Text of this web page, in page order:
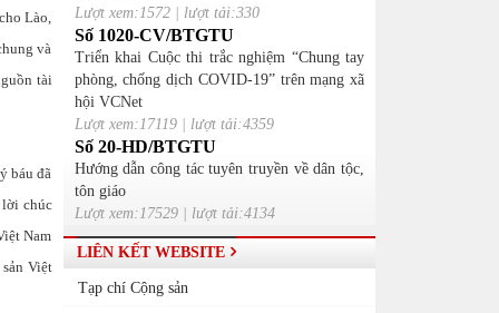
Lào,
và
tài
báu đã
lời chúc
Nam
Việt
Lượt xem:1572 | lượt tải:330
Số 1020-CV/BTGTU
Triển khai Cuộc thi trắc nghiệm “Chung tay
phòng, chống dịch COVID-19” trên mạng xã
hội VCNet
Lượt xem:17119 | lượt tải:4359
Số 20-HD/BTGTU
Hướng dẫn công tác tuyên truyền về dân tộc,
tôn giáo
Lượt xem:17529 | lượt tải:4134
LIÊN KẾT WEBSITE
Tạp chí Cộng sản